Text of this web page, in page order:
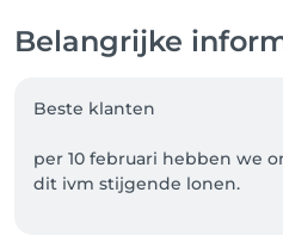
Belangrijke
Beste klanten
per 10 februari hebben we